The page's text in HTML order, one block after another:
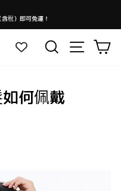
稅）即可免運！
搜尋 網站導航大
何佩戴